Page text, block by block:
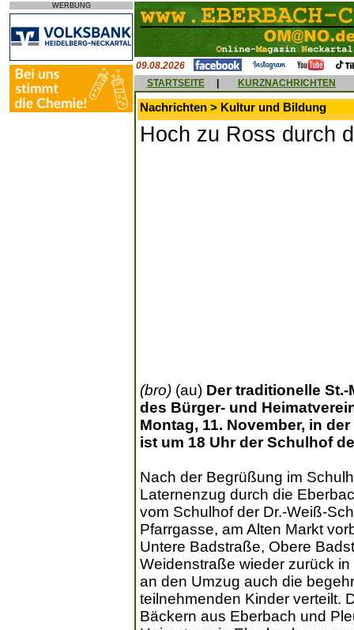
WERBUNG
09.08.2026
STARTSEITE
KURZNACHRICHTEN
Nachrichten > Kultur und Bildung
Hoch zu Ross durch
(bro) (au) Der traditionelle
des Bürger- und
Montag, 11. November, in
ist um 18 Uhr der Schulhof
Nach der Begrüßung im
Laternenzug durch die
vom Schulhof der Dr.-Weiß-
Pfarrgasse, am Alten Markt
Untere Badstraße, Obere
Weidenstraße wieder zurück
an den Umzug auch die
teilnehmenden Kinder verteilt.
Bäckern aus Eberbach und